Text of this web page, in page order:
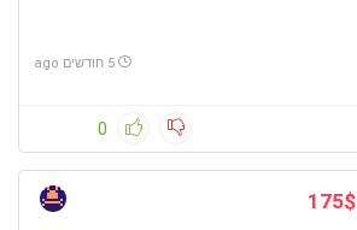
5 חודשים ago
0
175$